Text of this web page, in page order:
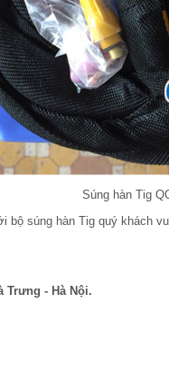
Súng hàn Tig
bộ súng hàn Tig quý khách
Trưng - Hà Nội.